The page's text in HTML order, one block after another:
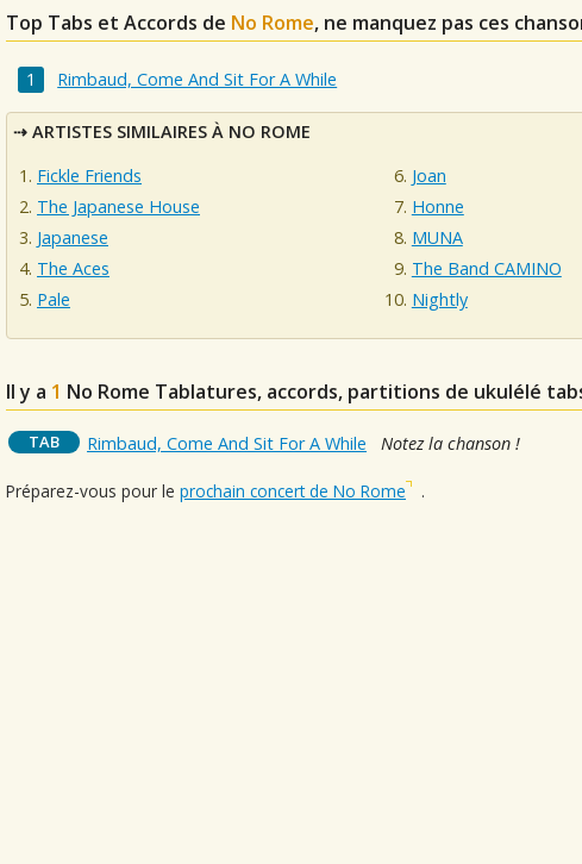
Top Tabs et Accords de No Rome, ne manquez pas ces
Rimbaud, Come And Sit For A While
ARTISTES SIMILAIRES À NO ROME
Fickle Friends
The Japanese House
Japanese
The Aces
Pale
Joan
Honne
MUNA
The Band CAMINO
Nightly
Il y a 1 No Rome Tablatures, accords, partitions de ukulélé
TAB Rimbaud, Come And Sit For A While Notez la chanson !
Préparez-vous pour le prochain concert de No Rome .